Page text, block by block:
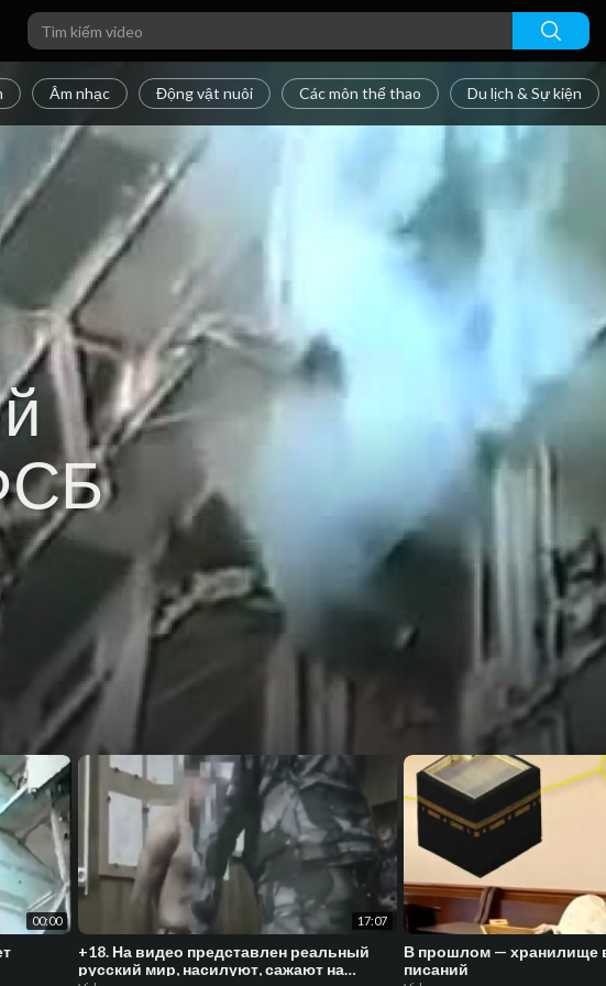
Âm nhạc Động vật nuôi Các môn thể thao Du lịch & Sự kiện
00:00 17:07
+18. На видео представлен реальный
русский мир, насилуют, сажают на
В прошлом — хранилище
писаний